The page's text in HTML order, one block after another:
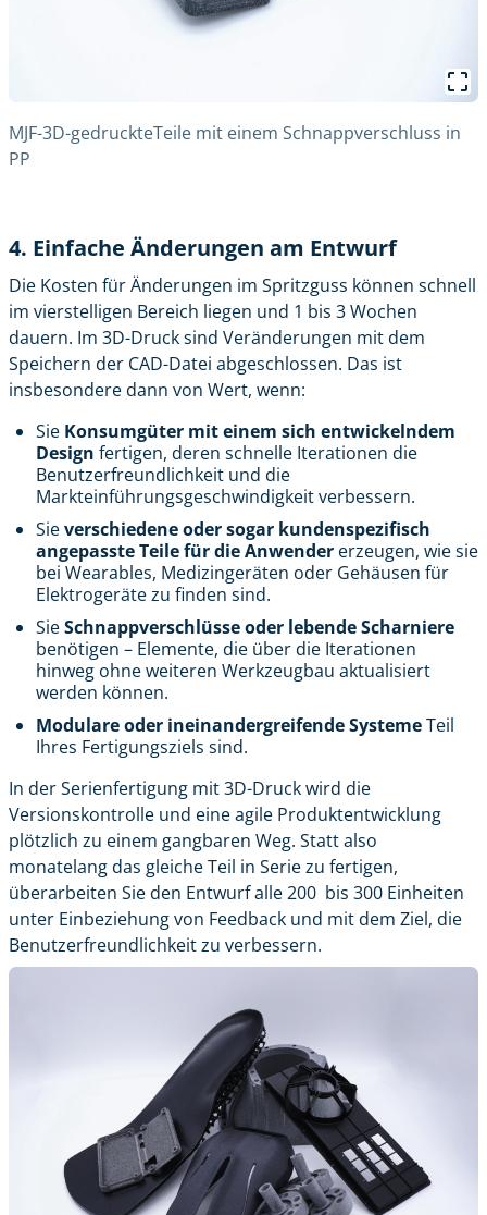
MJF-3D-gedruckteTeile mit einem Schnappverschluss in
PP
4. Einfache Änderungen am Entwurf
Die Kosten für Änderungen im Spritzguss können schnell
im vierstelligen Bereich liegen und 1 bis 3 Wochen
dauern. Im 3D-Druck sind Veränderungen mit dem
Speichern der CAD-Datei abgeschlossen. Das ist
insbesondere dann von Wert, wenn:
Sie Konsumgüter mit einem sich entwickelndem
Design fertigen, deren schnelle Iterationen die
Benutzerfreundlichkeit und die
Markteinführungsgeschwindigkeit verbessern.
Sieverschiedene oder sogar kundenspezifisch
angepasste Teile für die Anwender erzeugen, wie sie
bei Wearables, Medizingeräten oder Gehäusen für
Elektrogeräte zu finden sind.
SieSchnappverschlüsse oder lebende Scharniere
benötigen – Elemente, die über die Iterationen
hinweg ohne weiteren Werkzeugbau aktualisiert
werden können.
Modulare oder ineinandergreifende SystemeTeil
Ihres Fertigungsziels sind.
In der Serienfertigung mit 3D-Druck wird die
Versionskontrolle und eine agile Produktentwicklung
plötzlich zu einem gangbaren Weg. Statt also
monatelang das gleiche Teil in Serie zu fertigen,
überarbeiten Sie den Entwurf alle 200 bis 300 Einheiten
unter Einbeziehung von Feedback und mit dem Ziel, die
Benutzerfreundlichkeit zu verbessern.